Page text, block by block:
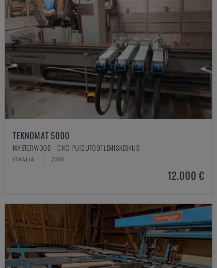
TEKNOMAT 5000
MASTERWOOD - CNC-PUIDUTÖÖTLEMISKESKUS
ITAALIA 2005
12.000 €